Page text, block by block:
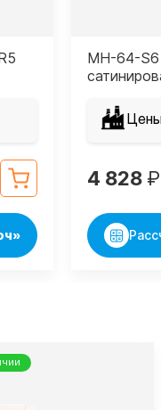
MH-64-
4 828 ₽